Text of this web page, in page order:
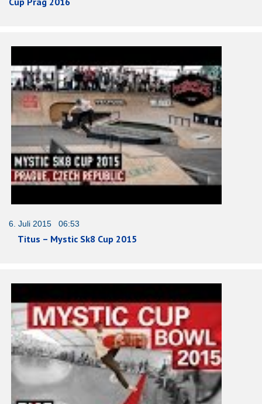
6. Juli 2015 06:53
Titus – Mystic Sk8 Cup 2015